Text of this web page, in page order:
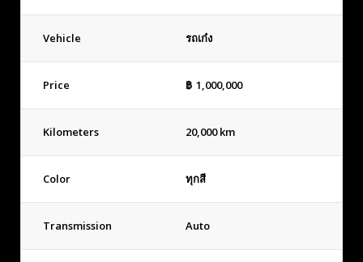
Vehicle รถเก๋ง
Price ฿ 1,000,000
Kilometers 20,000 km
Color ทุกสี
Transmission Auto